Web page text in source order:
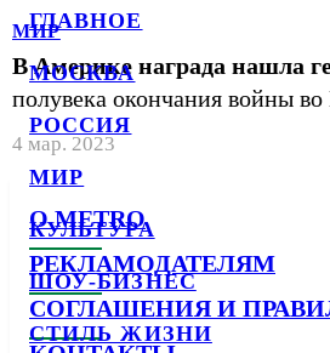
ГЛАВНОЕ
МОСКВА
РОССИЯ
МИР
КУЛЬТУРА
ШОУ-БИЗНЕС
СТИЛЬ ЖИЗНИ
МИР
В Америке награда нашла
полувека окончания войны
4 мар. 2023
О METRO
РЕКЛАМОДАТЕЛЯМ
СОГЛАШЕНИЯ И